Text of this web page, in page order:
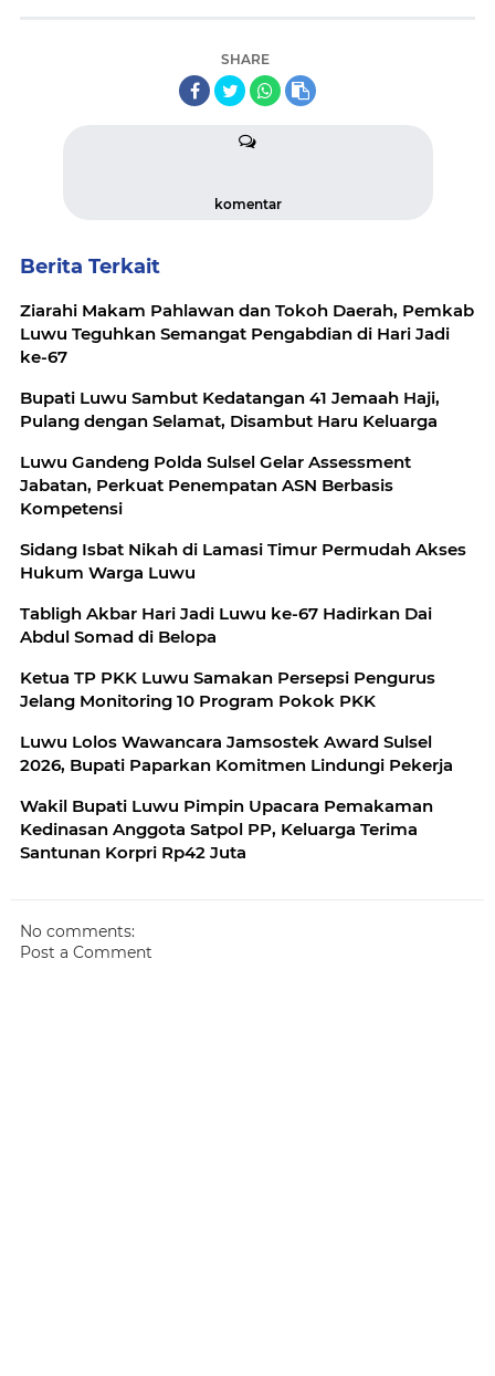
SHARE
komentar
Berita Terkait
Ziarahi Makam Pahlawan dan Tokoh Daerah, Pemkab
Luwu Teguhkan Semangat Pengabdian di Hari Jadi
ke-67
Bupati Luwu Sambut Kedatangan 41 Jemaah Haji,
Pulang dengan Selamat, Disambut Haru Keluarga
Luwu Gandeng Polda Sulsel Gelar Assessment
Jabatan, Perkuat Penempatan ASN Berbasis
Kompetensi
Sidang Isbat Nikah di Lamasi Timur Permudah Akses
Hukum Warga Luwu
Tabligh Akbar Hari Jadi Luwu ke-67 Hadirkan Dai
Abdul Somad di Belopa
Ketua TP PKK Luwu Samakan Persepsi Pengurus
Jelang Monitoring 10 Program Pokok PKK
Luwu Lolos Wawancara Jamsostek Award Sulsel
2026, Bupati Paparkan Komitmen Lindungi Pekerja
Wakil Bupati Luwu Pimpin Upacara Pemakaman
Kedinasan Anggota Satpol PP, Keluarga Terima
Santunan Korpri Rp42 Juta
No comments:
Post a Comment